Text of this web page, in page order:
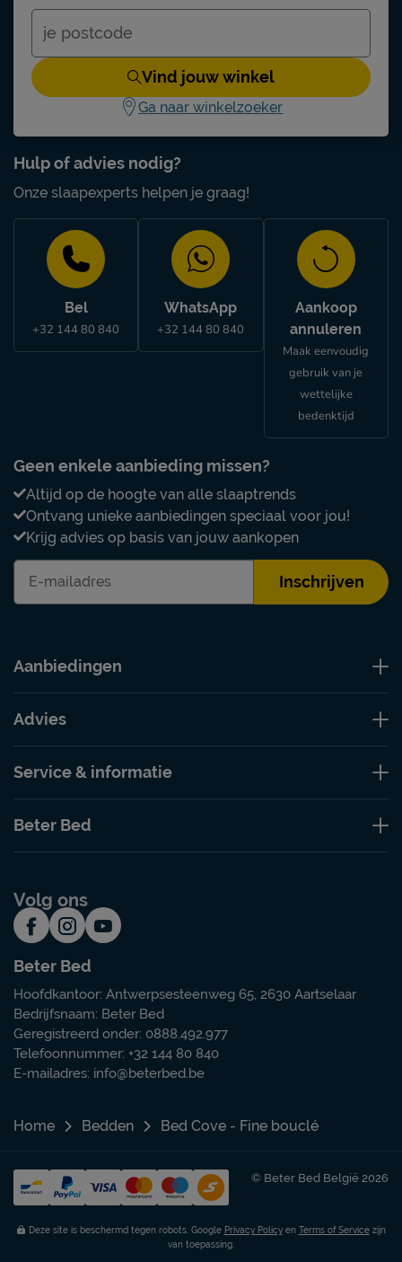
Hulp of advies nodig?
Onze slaapexperts helpen je graag!
Bel
+32 144 80 840
WhatsApp
+32 144 80 840
Aankoop
annuleren
Maak eenvoudig
gebruik van je
wettelijke
bedenktijd
Geen enkele aanbieding missen?
Altijd op de hoogte van alle slaaptrends
Ontvang unieke aanbiedingen speciaal voor jou!
Krijg advies op basis van jouw aankopen
Inschrijven
Vind jouw winkel
Ga naar winkelzoeker
Aanbiedingen
Advies
Service & informatie
Beter Bed
Volg ons
Beter Bed
Hoofdkantoor: Antwerpsesteenweg 65, 2630 Aartselaar
Bedrijfsnaam: Beter Bed
Geregistreerd onder: 0888.492.977
Telefoonnummer: +32 144 80 840
E-mailadres: info@beterbed.be
Home Bedden Bed Cove - Fine bouclé
© Beter Bed België 2026
Deze site is beschermd tegen robots. Google Privacy Policyen Terms of Servicezijn
van toepassing.